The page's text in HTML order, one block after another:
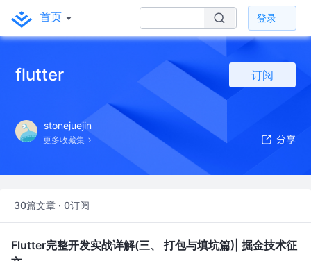
首页 登录
flutter 订阅
stonejuejin
更多收藏集
30篇文章 · 0订阅
Flutter完整开发实战详解(三、 打包与填坑篇)| 掘金技术征